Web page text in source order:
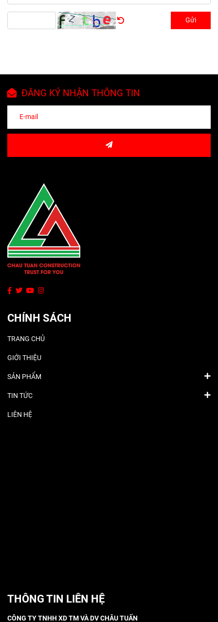
Gửi
ĐĂNG KÝ NHẬN THÔNG TIN
CHÍNH SÁCH
TRANG CHỦ
GIỚI THIỆU
SẢN PHẨM
TIN TỨC
LIÊN HỆ
THÔNG TIN LIÊN HỆ
CÔNG TY TNHH XD TM VÀ DV CHÂU TUẤN